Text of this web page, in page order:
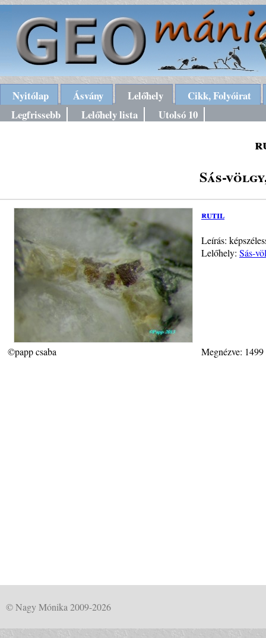
Nyitólap Ásvány Lelőhely
Cikk, Folyóirat
Legfrissebb
Lelőhely lista Utolsó 10
Sás-
rutil
Leírás:
Lelőhely: Sás-
©papp csaba Megnézve:
© Nagy Mónika 2009-2026